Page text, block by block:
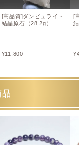
[高品質]ダンビュライト
結晶原石（28.2g）
¥11,800
[
¥